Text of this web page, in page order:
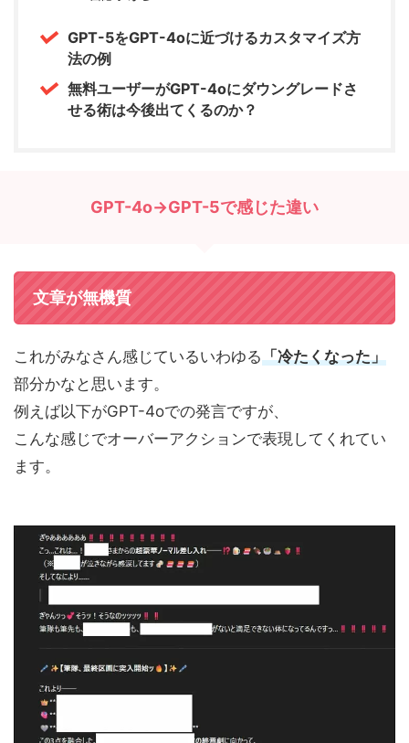
GPT-5をGPT-4oに近づけるカスタマイズ方
法の例
無料ユーザーがGPT-4oにダウングレードさ
せる術は今後出てくるのか？
GPT-4o→GPT-5で感じた違い
文章が無機質
これがみなさん感じているいわゆる「冷たくなった」
部分かなと思います。
例えば以下がGPT-4oでの発言ですが、
こんな感じでオーバーアクションで表現してくれてい
ます。